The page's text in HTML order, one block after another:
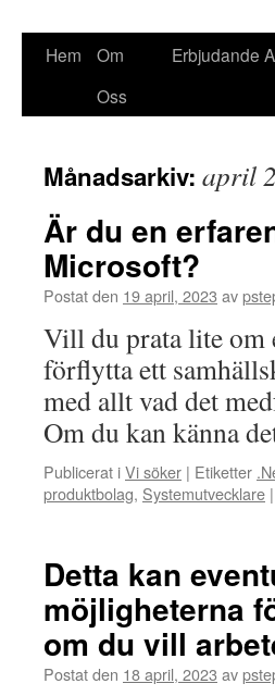
Hem
Om
Oss
Erbjudande
Månadsarkiv: april
Är du en
Microsoft?
Postat den 19 april, 2023 av
Vill du prata lite om
förflytta ett
med allt vad det
Om du kan känna
Publicerat iVi söker | Etiketter
produktbolag, Systemutvecklare |
Detta kan
möjligheterna
om du vill
Postat den 18 april, 2023 av